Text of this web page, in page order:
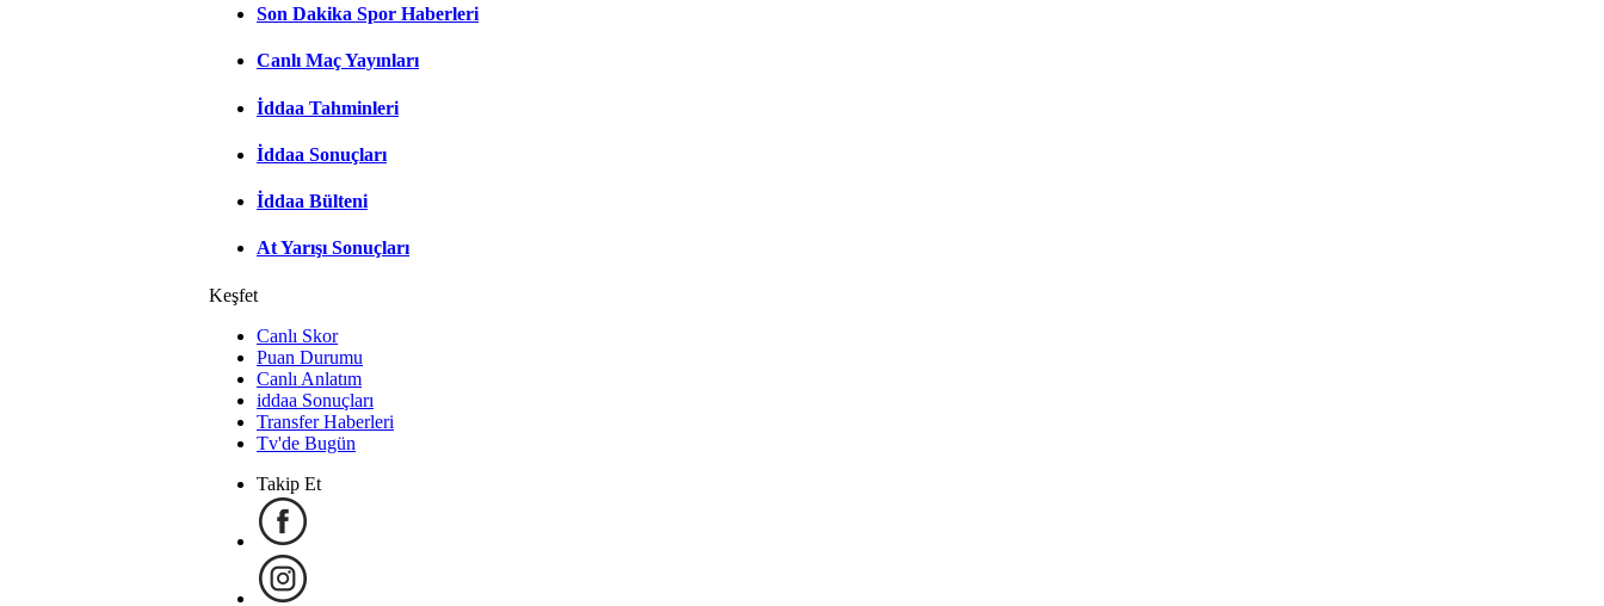
Son Dakika Spor Haberleri
Canlı Maç Yayınları
İddaa Tahminleri
İddaa Sonuçları
İddaa Bülteni
At Yarışı Sonuçları
Keşfet
Canlı Skor
Puan Durumu
Canlı Anlatım
iddaa Sonuçları
Transfer Haberleri
Tv'de Bugün
Takip Et